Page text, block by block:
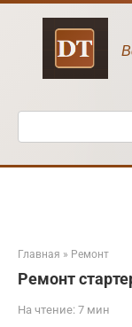
Перейти
Поиск:
Главная » Ремонт
Ремонт
На чтение: 7 мин